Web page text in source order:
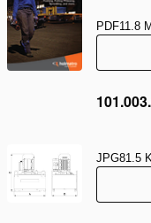
PDF11.8
JPG81.5